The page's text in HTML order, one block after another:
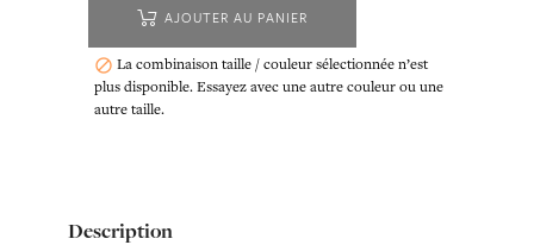
AJOUTER AU PANIER
 La combinaison taille / couleur sélectionnée n’est
plus disponible. Essayez avec une autre couleur ou une
autre taille.
Description